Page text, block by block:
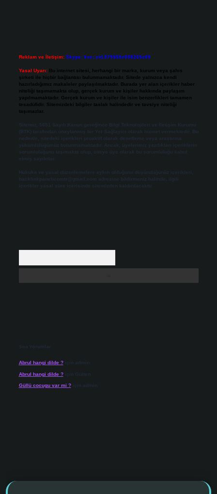
Reklam ve İletişim: Skype: live:.cid.575569c608265c69
Yasal Uyarı: Bu internet sitesi, herhangi bir marka, kurum veya şahıs
şirketi ile hiçbir bağlantısı bulunmamaktadır. Sitede yalnızca kendi
hazırladığımız makaleler paylaşılmaktadır. Burada yer alan içerikler haber
niteliği taşımamakta olup, gerçek kurum ve kişiler hakkında paylaşım
yapılmamaktadır. Gerçek kurum ve kişiler ile isim benzerlikleri tamamen
tesadüfidir. Sitemizdeki bilgiler taslak halindedir ve tavsiye niteliği
taşımazlar.
Sitemiz, 5651 Sayılı Kanun gereğince Bilgi Teknolojileri ve İletişim Kurumu
(BTK) tarafından onaylanmış bir Yer Sağlayıcı olarak hizmet vermektedir. Bu
nedenle, sitedeki içerikleri proaktif olarak denetleme veya araştırma
yükümlülüğümüz bulunmamaktadır. Ancak, üyelerimiz yazdıkları içeriklerin
sorumluluğunu taşımakta olup, siteye üye olarak bu sorumluluğu kabul
etmiş sayılırlar.
Hukuka ve yasal düzenlemelere aykırı olduğunu düşündüğünüz içerikleri,
backlinkpanelicomtr@gmail.com adresine bildirmeniz halinde, ilgili
içerikler yasal süre içerisinde sitemizden kaldırılacaktır.
Son Yorumlar
Abrul hangi dilde ?için admin
Abrul hangi dilde ?için Gülten
Güllü cocugu var mi ?için admin